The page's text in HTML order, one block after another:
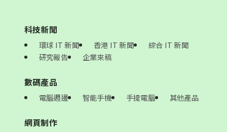
科技新聞
環球 IT 新聞 香港 IT 新聞
綜合 IT 新聞
研究報告
企業來稿
數碼產品
電腦週邊 智能手機 手提電腦 其他產品
網頁制作